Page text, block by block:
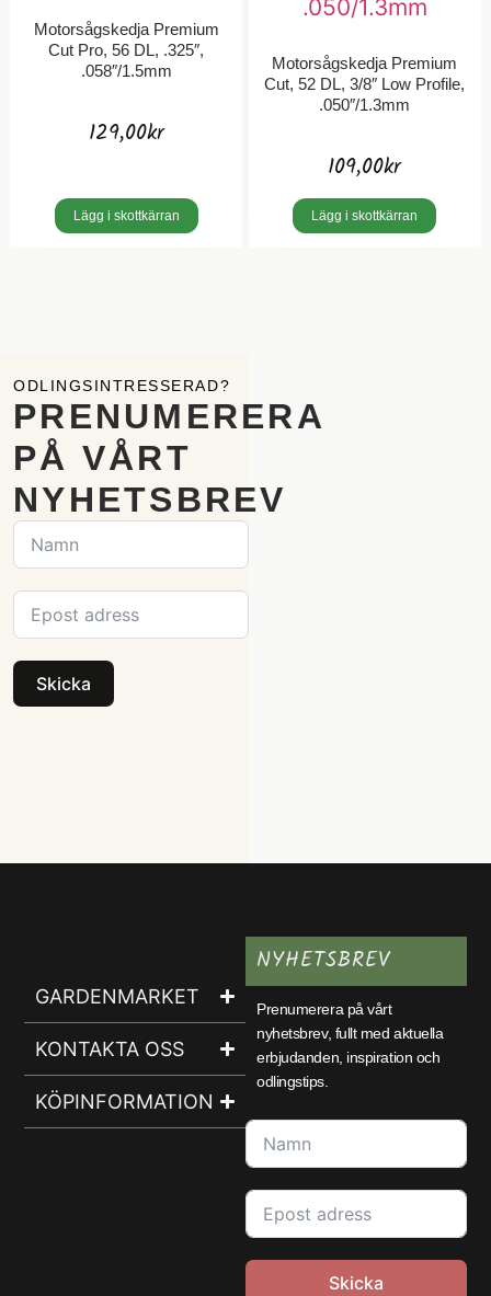
Motorsågskedja Premium
Cut Pro, 56 DL, .325″,
.058″/1.5mm
129,00kr
Lägg i skottkärran
Motorsågskedja Premium
Cut, 52 DL, 3/8″ Low Profile,
.050″/1.3mm
109,00kr
Lägg i skottkärran
ODLINGSINTRESSERAD?
PRENUMERERA
PÅ VÅRT
NYHETSBREV
Skicka
GARDENMARKET
KONTAKTA OSS
KÖPINFORMATION
NYHETSBREV
Prenumerera på vårt
nyhetsbrev, fullt med aktuella
erbjudanden, inspiration och
odlingstips.
Skicka